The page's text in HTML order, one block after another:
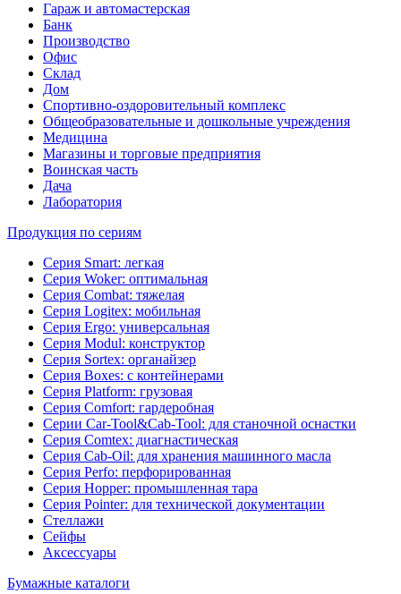
Гараж и автомастерская
Банк
Производство
Офис
Склад
Дом
Спортивно-оздоровительный комплекс
Общеобразовательные и дошкольные учреждения
Медицина
Магазины и торговые предприятия
Воинская часть
Дача
Лаборатория
Продукция по сериям
Серия Smart: легкая
Серия Woker: оптимальная
Серия Combat: тяжелая
Серия Logitex: мобильная
Серия Ergo: универсальная
Серия Modul: конструктор
Серия Sortex: органайзер
Серия Boxes: с контейнерами
Серия Platform: грузовая
Серия Comfort: гардеробная
Серии Car-Tool&Cab-Tool: для станочной оснастки
Серия Comtex: диагнастическая
Серия Cab-Oil: для хранения машинного масла
Серия Perfo: перфорированная
Серия Hopper: промышленная тара
Серия Pointer: для технической документации
Стеллажи
Сейфы
Аксессуары
Бумажные каталоги